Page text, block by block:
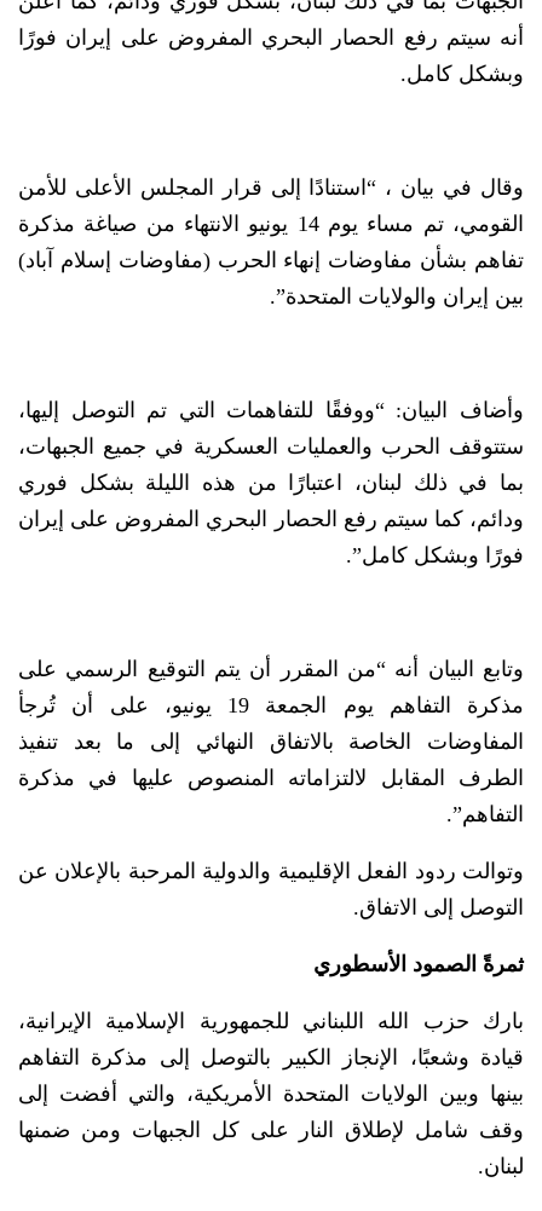
أنه سيتم رفع الحصار البحري المفروض على إيران فورًا
وبشكل كامل.
وقال في بيان ، “استنادًا إلى قرار المجلس الأعلى للأمن
القومي، تم مساء يوم 14 يونيو الانتهاء من صياغة مذكرة
تفاهم بشأن مفاوضات إنهاء الحرب (مفاوضات إسلام آباد)
بين إيران والولايات المتحدة”.
وأضاف البيان: “ووفقًا للتفاهمات التي تم التوصل إليها،
ستتوقف الحرب والعمليات العسكرية في جميع الجبهات،
بما في ذلك لبنان، اعتبارًا من هذه الليلة بشكل فوري
ودائم، كما سيتم رفع الحصار البحري المفروض على إيران
فورًا وبشكل كامل”.
وتابع البيان أنه “من المقرر أن يتم التوقيع الرسمي على
مذكرة التفاهم يوم الجمعة 19 يونيو، على أن تُرجأ
المفاوضات الخاصة بالاتفاق النهائي إلى ما بعد تنفيذ
الطرف المقابل لالتزاماته المنصوص عليها في مذكرة
التفاهم”.
وتوالت ردود الفعل الإقليمية والدولية المرحبة بالإعلان عن
التوصل إلى الاتفاق.
ثمرةً الصمود الأسطوري
بارك حزب الله اللبناني للجمهورية الإسلامية الإيرانية،
قيادة وشعبًا، الإنجاز الكبير بالتوصل إلى مذكرة التفاهم
بينها وبين الولايات المتحدة الأمريكية، والتي أفضت إلى
وقف شامل لإطلاق النار على كل الجبهات ومن ضمنها
لبنان.